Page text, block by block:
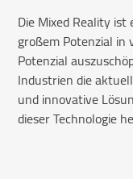
Die Mixed Reality
großem Potenzial in
Potenzial
Industrien die
und innovative
dieser Technologie